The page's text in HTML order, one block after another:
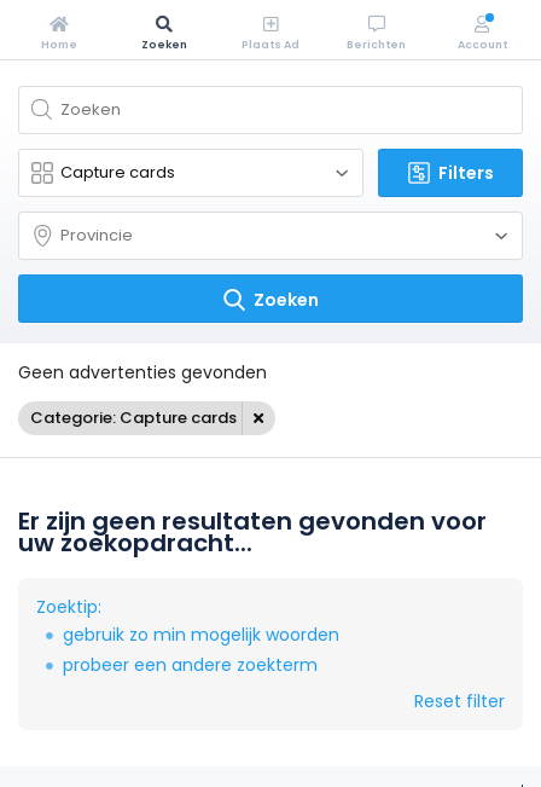
Filters
Zoeken
Geen advertenties gevonden
Categorie: Capture cards
Er zijn geen resultaten gevonden voor
uw zoekopdracht...
Zoektip:
gebruik zo min mogelijk woorden
probeer een andere zoekterm
Reset filter
Home Zoeken Plaats Ad Berichten Account